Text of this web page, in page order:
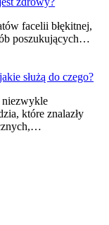
facelii błękitnej,
poszukujących…
służą do czego?
niezwykle
które znalazły